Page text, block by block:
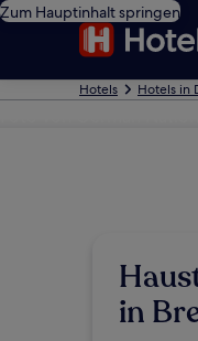
Zum Hauptinhalt springen
Hotels Hotels in
in